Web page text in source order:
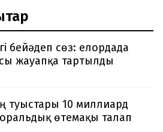
бейәдеп сөз: елордада
жауапқа тартылды
туыстары 10 миллиард
өтемақы талап